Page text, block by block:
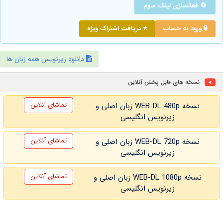
🔄 فعالسازی لینک سوم
🔒 ورود به حساب ⭐ دریافت اشتراک ویژه
دانلود زیرنویس همه زبان ها
نسخه های قابل پخش آنلاین
نسخه WEB-DL 480p زبان اصلی و
زیرنویس انگلیسی
تماشای آنلاین
نسخه WEB-DL 720p زبان اصلی و
زیرنویس انگلیسی
تماشای آنلاین
نسخه WEB-DL 1080p زبان اصلی و
زیرنویس انگلیسی
تماشای آنلاین